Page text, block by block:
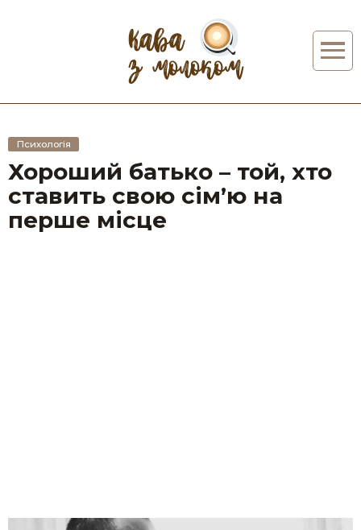
Психологія
Хороший батько – той, хто
ставить свою сім’ю на
перше місце